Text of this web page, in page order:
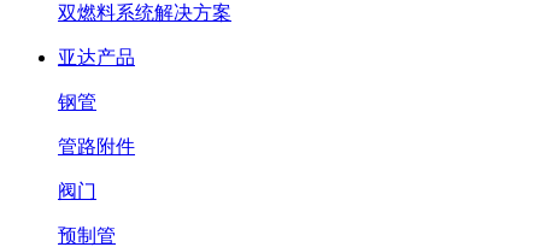
双燃料系统解决方案
亚达产品
钢管
管路附件
阀门
预制管